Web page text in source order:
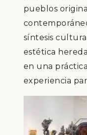
pueblos
síntesis
estética
en una
experiencia